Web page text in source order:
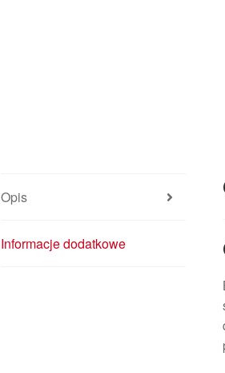
Opis
Informacje dodatkowe